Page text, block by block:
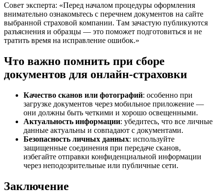
Совет эксперта: «Перед началом процедуры оформления
внимательно ознакомьтесь с перечнем документов на сайте
выбранной страховой компании. Там зачастую публикуются
разъяснения и образцы — это поможет подготовиться и не
тратить время на исправление ошибок.»
Что важно помнить при сборе
документов для онлайн-страховки
Качество сканов или фотографий: особенно при
загрузке документов через мобильное приложение —
они должны быть четкими и хорошо освещенными.
Актуальность информации: убедитесь, что все личные
данные актуальны и совпадают с документами.
Безопасность личных данных: используйте
защищенные соединения при передаче сканов,
избегайте отправки конфиденциальной информации
через неподозрительные или публичные сети.
Заключение